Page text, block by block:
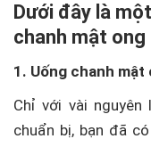
Dưới đây là
chanh mật ong
1. Uống chanh mật
Chỉ với vài
chuẩn bị, bạn đã